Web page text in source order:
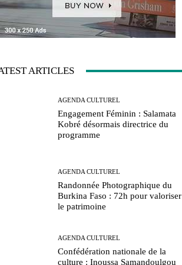
ARTICLES
AGENDA CULTUREL
Engagement Féminin : Salamata
Kobré désormais directrice du
programme
AGENDA CULTUREL
Randonnée Photographique du
Burkina Faso : 72h pour valoriser
le patrimoine
AGENDA CULTUREL
Confédération nationale de la
culture : Inoussa Samandoulgou